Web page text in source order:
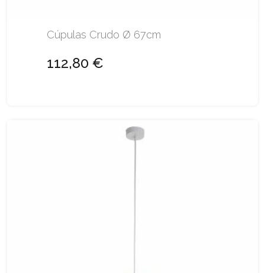
Cúpulas Crudo Ø 67cm
112,80 €